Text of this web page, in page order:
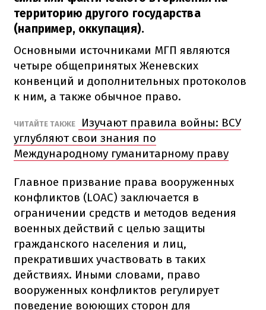
территорию другого государства
(например, оккупация).
Основными источниками МГП являются
четыре общепринятых Женевских
конвенций и дополнительных протоколов
к ним, а также обычное право.
ЧИТАЙТЕ ТАКЖЕ
Изучают правила войны: ВСУ
углубляют свои знания по
Международному гуманитарному праву
Главное призвание права вооруженных
конфликтов (LOAC) заключается в
ограничении средств и методов ведения
военных действий с целью защиты
гражданского населения и лиц,
прекративших участвовать в таких
действиях. Иными словами, право
вооруженных конфликтов регулирует
поведение воюющих сторон для